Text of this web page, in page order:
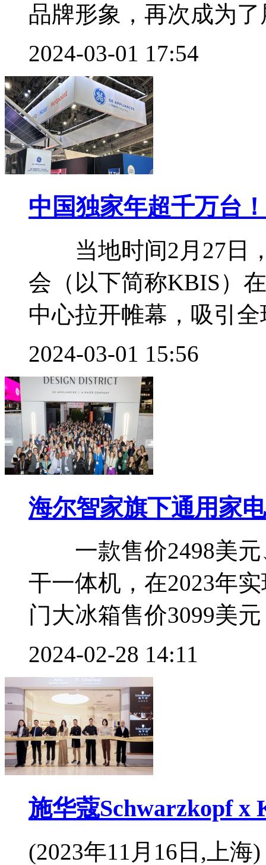
品牌形象，再次成为
2024-03-01 17:54
中国独家年超千万台
当地时间2月27日，
会（以下简称KBIS）
中心拉开帷幕，吸引全
2024-03-01 15:56
海尔智家旗下通用家
一款售价2498美元
干一体机，在2023年
门大冰箱售价3099美
2024-02-28 14:11
施华蔻Schwarzkopf x
(2023年11月16日,上海